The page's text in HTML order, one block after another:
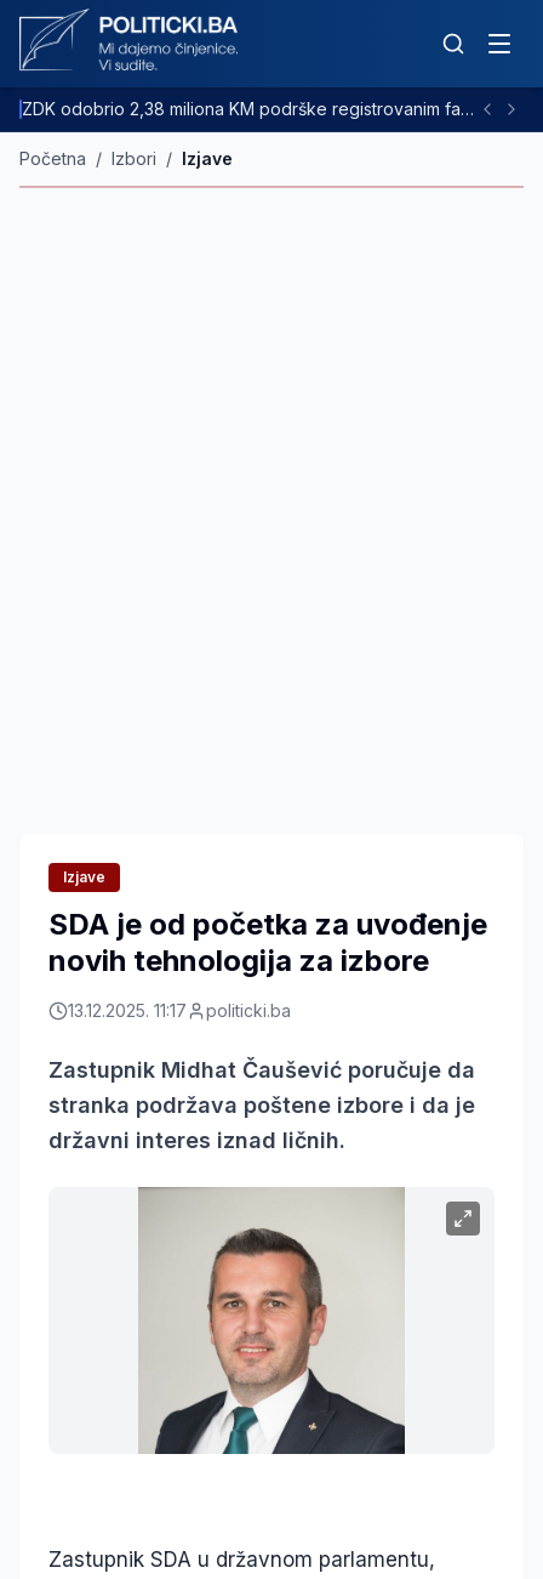
ZDK odobrio 2,38 miliona KM podrške registrovanim farmama goveda
Početna / Izbori / Izjave
Izjave
SDA je od početka za uvođenje
novih tehnologija za izbore
13.12.2025. 11:17 politicki.ba
Zastupnik Midhat Čaušević poručuje da
stranka podržava poštene izbore i da je
državni interes iznad ličnih.
Zastupnik SDA u državnom parlamentu,